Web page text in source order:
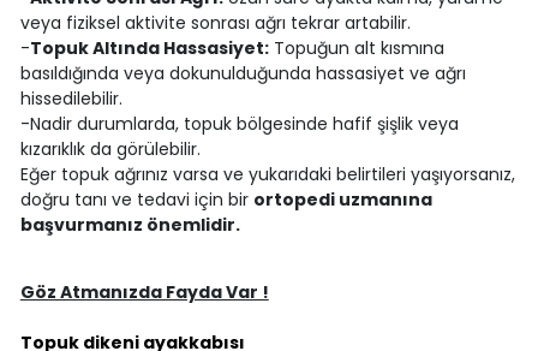
veya fiziksel aktivite sonrası ağrı tekrar artabilir.
-Topuk Altında Hassasiyet:Topuğun alt kısmına
basıldığında veya dokunulduğunda hassasiyet ve ağrı
hissedilebilir.
-Nadir durumlarda, topuk bölgesinde hafif şişlik veya
kızarıklık da görülebilir.
Eğer topuk ağrınız varsa ve yukarıdaki belirtileri yaşıyorsanız,
doğru tanı ve tedavi için bir ortopedi uzmanına
başvurmanız önemlidir.
Göz Atmanızda Fayda Var !
Topuk dikeni ayakkabısı